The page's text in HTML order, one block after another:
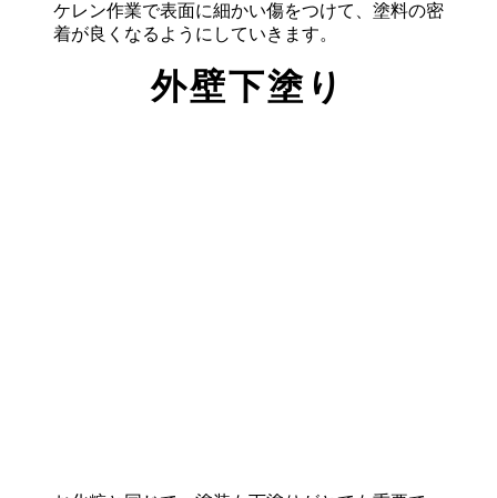
ケレン作業で表面に細かい傷をつけて、塗料の密
着が良くなるようにしていきます。
外壁下塗り